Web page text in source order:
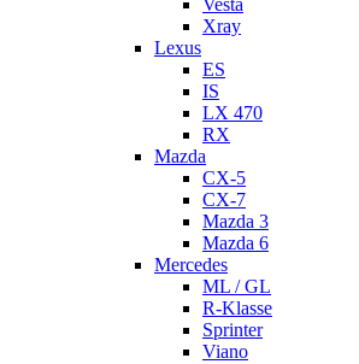
Vesta
Xray
Lexus
ES
IS
LX 470
RX
Mazda
CX-5
CX-7
Mazda 3
Mazda 6
Mercedes
ML / GL
R-Klasse
Sprinter
Viano